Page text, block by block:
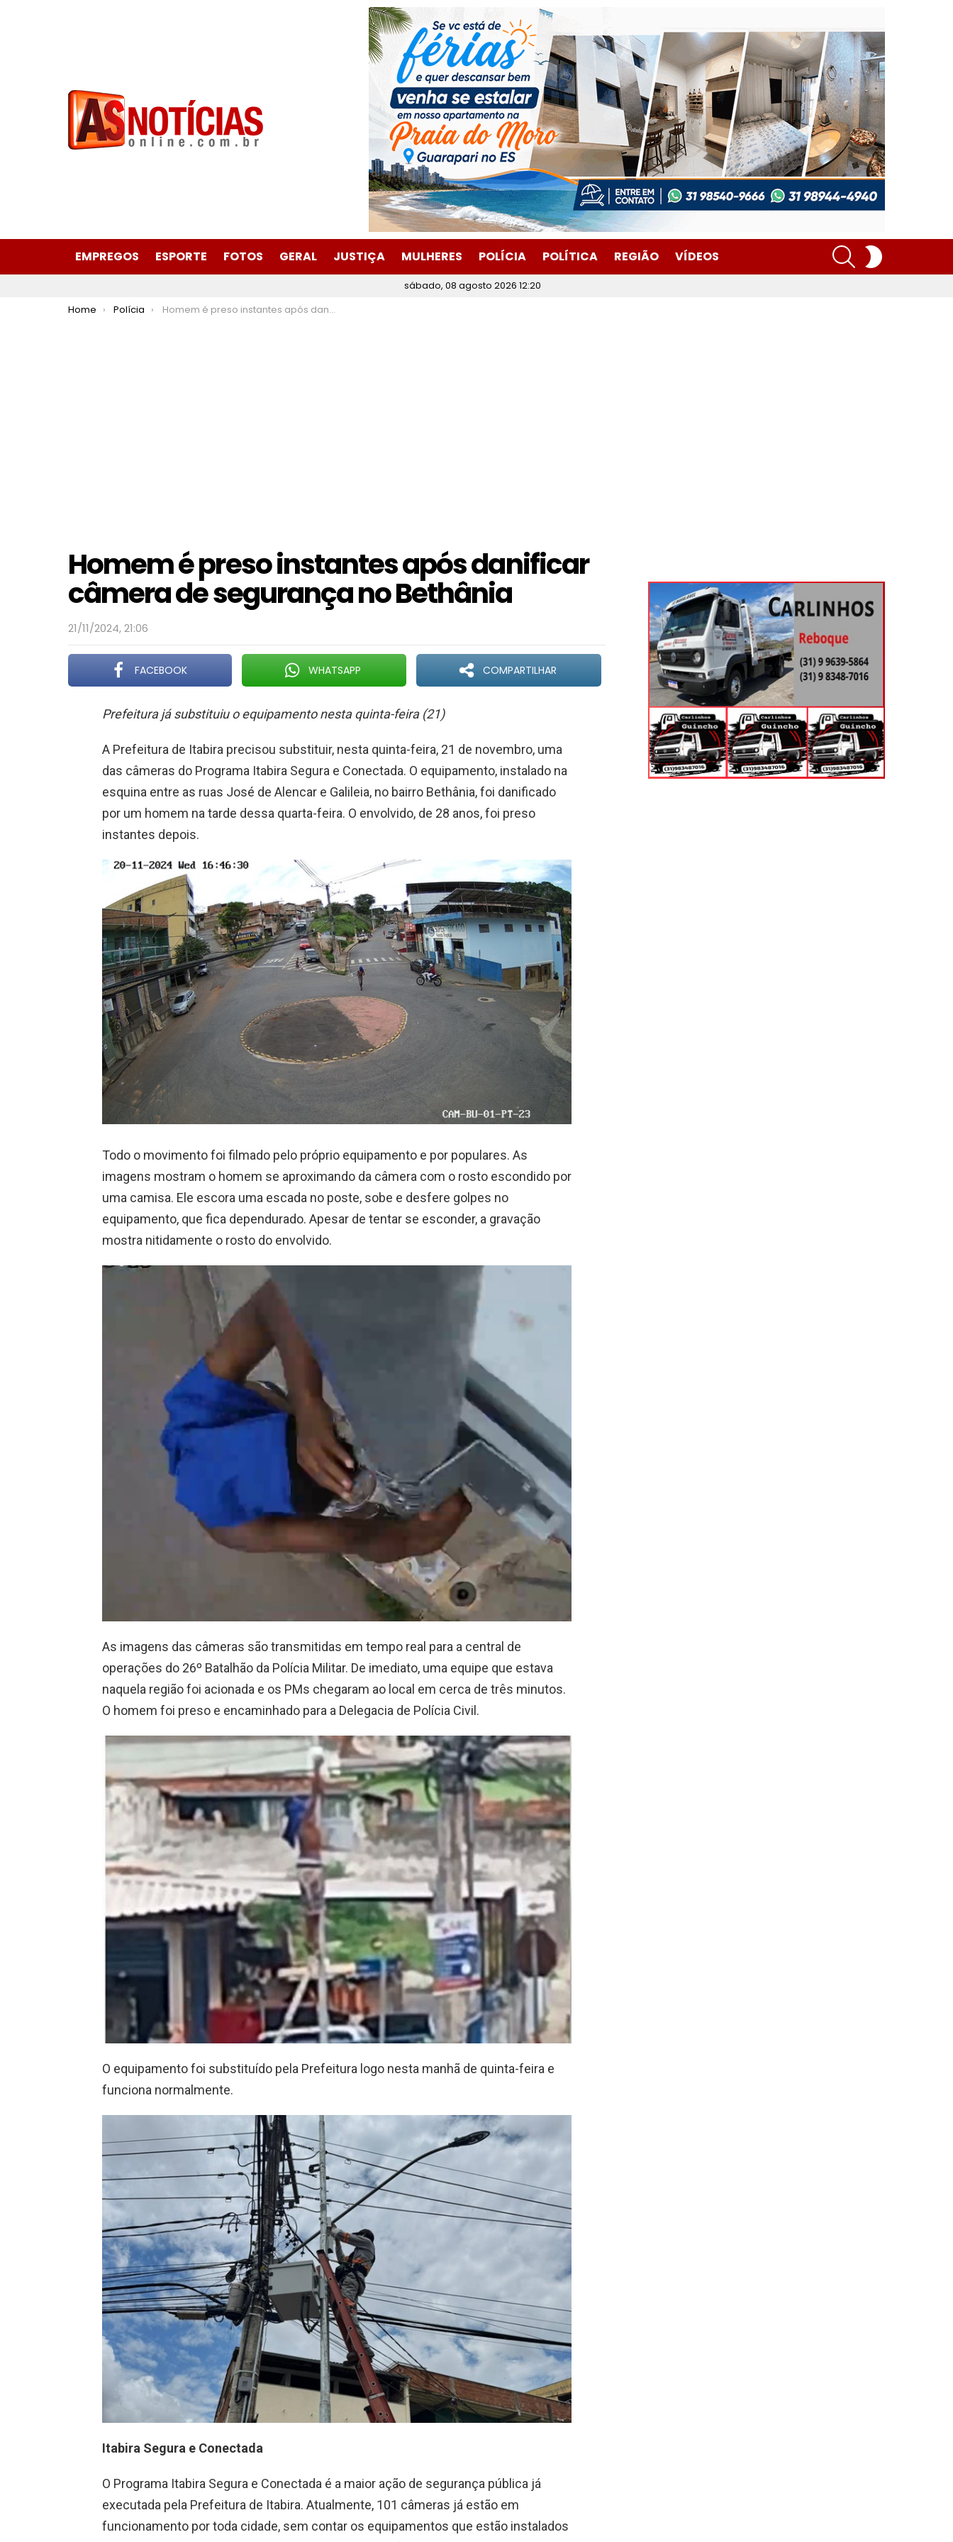
EMPREGOS ESPORTE FOTOS GERAL JUSTIÇA MULHERES POLÍCIA POLÍTICA REGIÃO VÍDEOS
SEARCH
sábado, 08 agosto 2026 12:20
You are here:
Home Polícia Homem é preso instantes após danificar câmera de segurança no Bethânia
Homem é preso instantes após danificar
câmera de segurança no Bethânia
21/11/2024, 21:06
FACEBOOK WHATSAPP COMPARTILHAR
Prefeitura já substituiu o equipamento nesta quinta-feira (21)
A Prefeitura de Itabira precisou substituir, nesta quinta-feira, 21 de novembro, uma
das câmeras do Programa Itabira Segura e Conectada. O equipamento, instalado na
esquina entre as ruas José de Alencar e Galileia, no bairro Bethânia, foi danificado
por um homem na tarde dessa quarta-feira. O envolvido, de 28 anos, foi preso
instantes depois.
Todo o movimento foi filmado pelo próprio equipamento e por populares. As
imagens mostram o homem se aproximando da câmera com o rosto escondido por
uma camisa. Ele escora uma escada no poste, sobe e desfere golpes no
equipamento, que fica dependurado. Apesar de tentar se esconder, a gravação
mostra nitidamente o rosto do envolvido.
As imagens das câmeras são transmitidas em tempo real para a central de
operações do 26º Batalhão da Polícia Militar. De imediato, uma equipe que estava
naquela região foi acionada e os PMs chegaram ao local em cerca de três minutos.
O homem foi preso e encaminhado para a Delegacia de Polícia Civil.
O equipamento foi substituído pela Prefeitura logo nesta manhã de quinta-feira e
funciona normalmente.
Itabira Segura e Conectada
O Programa Itabira Segura e Conectada é a maior ação de segurança pública já
executada pela Prefeitura de Itabira. Atualmente, 101 câmeras já estão em
funcionamento por toda cidade, sem contar os equipamentos que estão instalados